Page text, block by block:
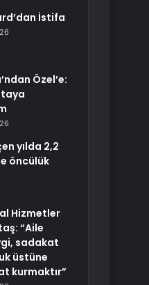
İstifa
Özel’e:
yılda 2,2
öncülük
Hizmetler
“Aile
sadakat
üstüne
kurmaktır”